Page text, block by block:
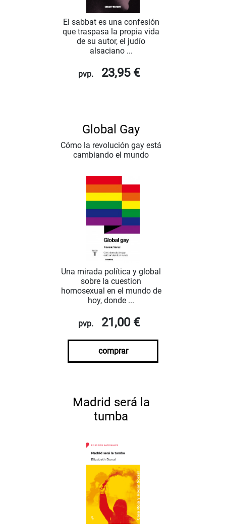
El sabbat es una confesión
que traspasa la propia vida
de su autor, el judío
alsaciano ...
pvp. 23,95 €
Global Gay
Cómo la revolución gay está
cambiando el mundo
Una mirada política y global
sobre la cuestion
homosexual en el mundo de
hoy, donde ...
pvp. 21,00 €
comprar
Madrid será la
tumba